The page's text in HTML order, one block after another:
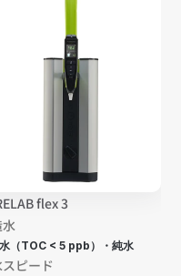
flex 3
（TOC < 5 ppb）・純水
ピード